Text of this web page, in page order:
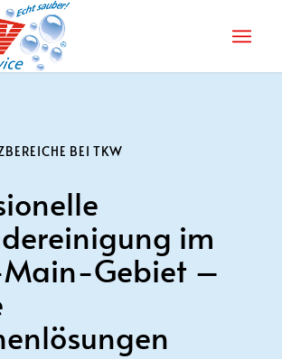
BEI TKW
im
Gebiet –